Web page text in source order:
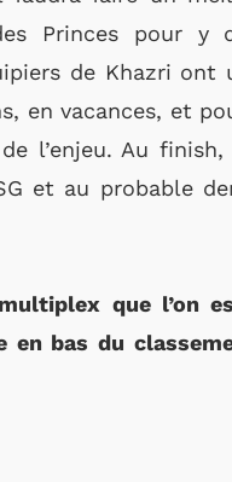
Princes pour y
de Khazri ont
en vacances, et
l’enjeu. Au finish,
et au probable
que l’on
en bas du